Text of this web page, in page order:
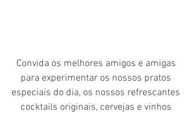
Convida os melhores amigos e amigas
para experimentar os nossos pratos
especiais do dia, os nossos refrescantes
cocktails originais, cervejas e vinhos